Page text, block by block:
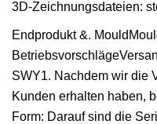
3D-Zeichnungsdateien:
Endprodukt &.
SWY1. Nachdem wir die
Kunden erhalten haben,
Form: Darauf sind die